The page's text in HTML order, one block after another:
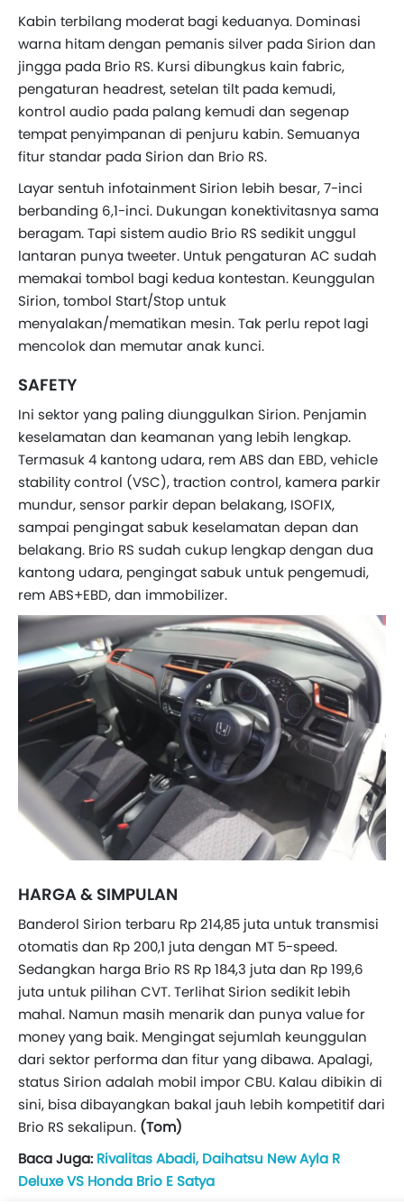
Kabin terbilang moderat bagi keduanya. Dominasi
warna hitam dengan pemanis silver pada Sirion dan
jingga pada Brio RS. Kursi dibungkus kain fabric,
pengaturan headrest, setelan tilt pada kemudi,
kontrol audio pada palang kemudi dan segenap
tempat penyimpanan di penjuru kabin. Semuanya
fitur standar pada Sirion dan Brio RS.
Layar sentuh infotainment Sirion lebih besar, 7-inci
berbanding 6,1-inci. Dukungan konektivitasnya sama
beragam. Tapi sistem audio Brio RS sedikit unggul
lantaran punya tweeter. Untuk pengaturan AC sudah
memakai tombol bagi kedua kontestan. Keunggulan
Sirion, tombol Start/Stop untuk
menyalakan/mematikan mesin. Tak perlu repot lagi
mencolok dan memutar anak kunci.
SAFETY
Ini sektor yang paling diunggulkan Sirion. Penjamin
keselamatan dan keamanan yang lebih lengkap.
Termasuk 4 kantong udara, rem ABS dan EBD, vehicle
stability control (VSC), traction control, kamera parkir
mundur, sensor parkir depan belakang, ISOFIX,
sampai pengingat sabuk keselamatan depan dan
belakang. Brio RS sudah cukup lengkap dengan dua
kantong udara, pengingat sabuk untuk pengemudi,
rem ABS+EBD, dan immobilizer.
HARGA & SIMPULAN
Banderol Sirion terbaru Rp 214,85 juta untuk transmisi
otomatis dan Rp 200,1 juta dengan MT 5-speed.
Sedangkan harga Brio RS Rp 184,3 juta dan Rp 199,6
juta untuk pilihan CVT. Terlihat Sirion sedikit lebih
mahal. Namun masih menarik dan punya value for
money yang baik. Mengingat sejumlah keunggulan
dari sektor performa dan fitur yang dibawa. Apalagi,
status Sirion adalah mobil impor CBU. Kalau dibikin di
sini, bisa dibayangkan bakal jauh lebih kompetitif dari
Brio RS sekalipun. (Tom)
Baca Juga: Rivalitas Abadi, Daihatsu New Ayla R
Deluxe VS Honda Brio E Satya